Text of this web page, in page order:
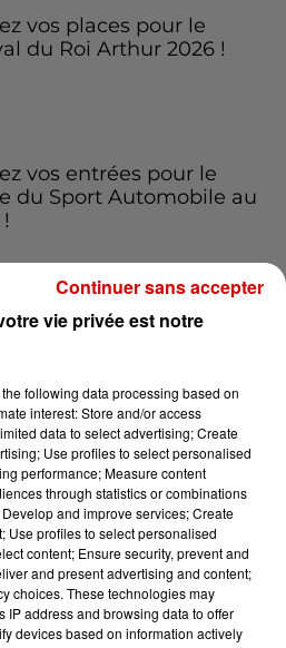
vos places pour le
du Roi Arthur 2026 !
vos entrées pour le
du Sport Automobile au
vous invite à
- Gagnez votre balade
!
vie privée est notre
following data processing based on
interest: Store and/or access
data to select advertising; Create
Use profiles to select personalised
performance; Measure content
through statistics or combinations
and improve services; Create
Use profiles to select personalised
content; Ensure security, prevent and
and present advertising and content;
choices. These technologies may
IP address and browsing data to offer
devices based on information actively
Continuer sans accepter